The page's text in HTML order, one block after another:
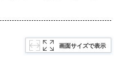
画面サイズで表示